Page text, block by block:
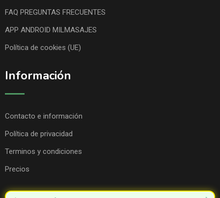
FAQ PREGUNTAS FRECUENTES
APP ANDROID MILMASAJES
Política de cookies (UE)
Información
Contacto e información
Política de privacidad
Terminos y condiciones
Precios